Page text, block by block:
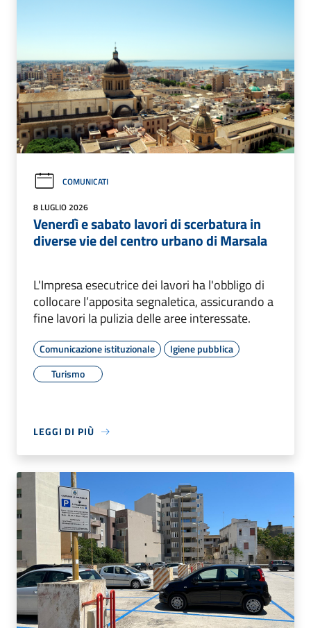
COMUNICATI
8 LUGLIO 2026
Venerdì e sabato lavori di scerbatura in
diverse vie del centro urbano di Marsala
L'Impresa esecutrice dei lavori ha l'obbligo di
collocare l’apposita segnaletica, assicurando a
fine lavori la pulizia delle aree interessate.
Comunicazione istituzionale
Igiene pubblica
Turismo
LEGGI DI PIÙ